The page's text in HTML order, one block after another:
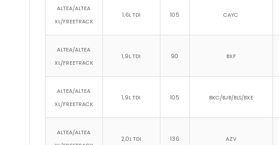
ALTEA/ALTEA
XL/FREETRACK
1,6L TDI 105 CAYC
ALTEA/ALTEA
XL/FREETRACK
1,9L TDI 90 BXF
ALTEA/ALTEA
XL/FREETRACK
1,9L TDI 105 BKC/BJB/BLS/BXE
ALTEA/ALTEA
2,0L TDI 136 AZV